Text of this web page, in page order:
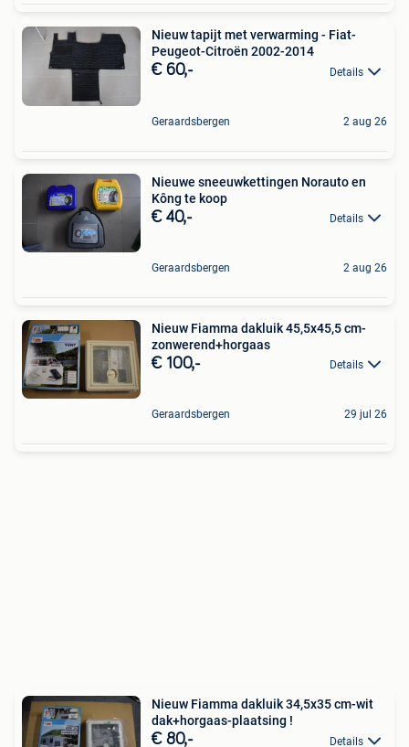
Nieuw tapijt met verwarming - Fiat-
Peugeot-Citroën 2002-2014
€ 60,- Details
Geraardsbergen 2 aug 26
Nieuwe sneeuwkettingen Norauto en
Kông te koop
€ 40,- Details
Geraardsbergen 2 aug 26
Nieuw Fiamma dakluik 45,5x45,5 cm-
zonwerend+horgaas
€ 100,- Details
Geraardsbergen 29 jul 26
Nieuw Fiamma dakluik 34,5x35 cm-wit
dak+horgaas-plaatsing !
€ 80,- Details